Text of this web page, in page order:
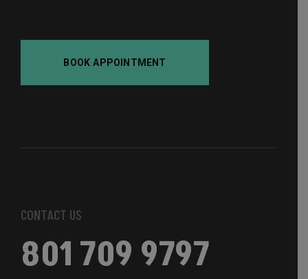
BOOK APPOINTMENT
CONTACT US
801 709 9797